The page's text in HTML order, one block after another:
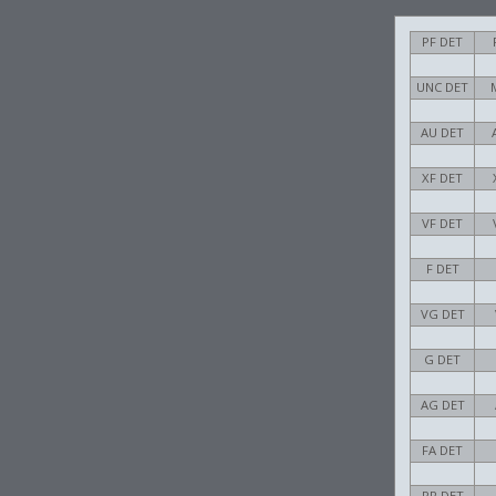
PF DET
UNC DET
AU DET
XF DET
VF DET
F DET
VG DET
G DET
AG DET
FA DET